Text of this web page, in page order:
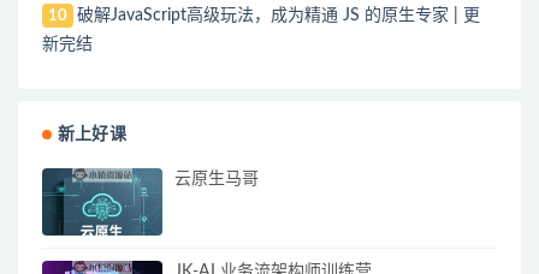
10
破解JavaScript高级玩法，成为精通 JS 的原生专家 | 更
新完结
新上好课
云原生马哥